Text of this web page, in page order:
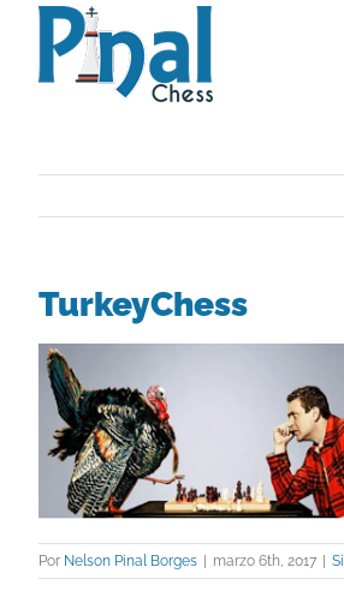
Saltar
contenido
TurkeyChess
Por Nelson Pinal Borges | marzo 6th, 2017 |